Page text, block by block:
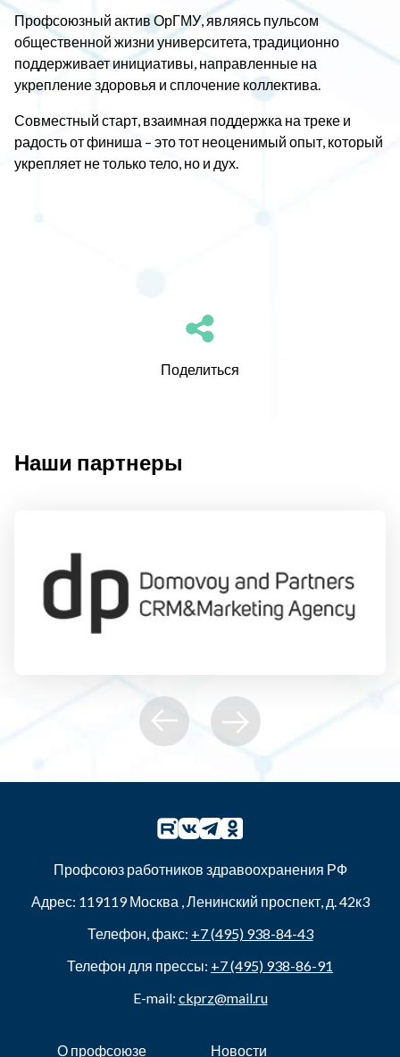
Профсоюзный актив ОрГМУ, являясь пульсом
общественной жизни университета, традиционно
поддерживает инициативы, направленные на
укрепление здоровья и сплочение коллектива.
Совместный старт, взаимная поддержка на треке и
радость от финиша – это тот неоценимый опыт, который
укрепляет не только тело, но и дух.
Поделиться
Наши партнеры
Профсоюз работников здравоохранения РФ
Адрес: 119119Москва ,Ленинский проспект, д. 42к3
Телефон, факс: +7 (495) 938-84-43
Телефон для прессы: +7 (495) 938-86-91
E-mail: ckprz@mail.ru
О профсоюзе Новости